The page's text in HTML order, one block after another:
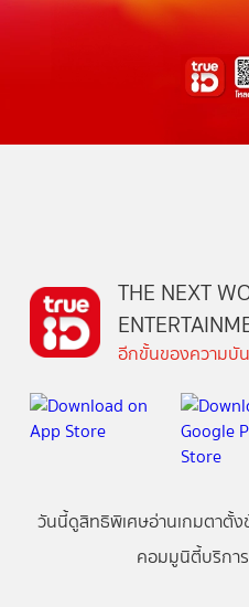
THE NEXT
อีกขั้นของความบั
วันนี้ดูสิทธิพิเศษอ่านเกมตาตั้ง
คอมมูนิตี้บริกา